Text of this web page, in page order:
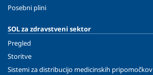
Posebni plini
SOL za zdravstveni sektor
Pregled
Storitve
Sistemi za distribucijo medicinskih pripomočkov